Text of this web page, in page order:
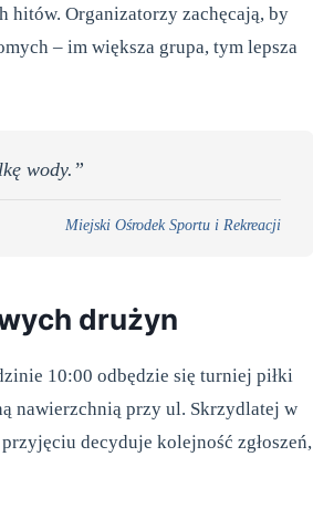
hitów. Organizatorzy zachęcają, by
– im większa grupa, tym lepsza
wody.”
Miejski Ośrodek Sportu i Rekreacji
drużyn
10:00 odbędzie się turniej piłki
nawierzchnią przy ul. Skrzydlatej w
decyduje kolejność zgłoszeń,